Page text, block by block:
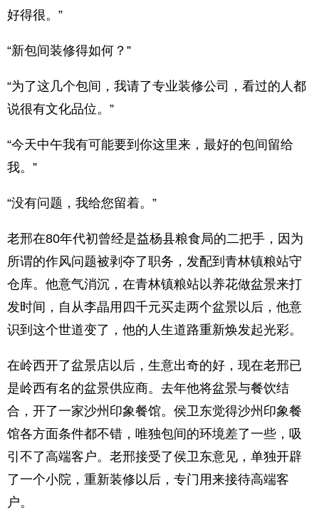
好得很。”
“新包间装修得如何？”
“为了这几个包间，我请了专业装修公司，看过的人都
说很有文化品位。”
“今天中午我有可能要到你这里来，最好的包间留给
我。”
“没有问题，我给您留着。”
老邢在80年代初曾经是益杨县粮食局的二把手，因为
所谓的作风问题被剥夺了职务，发配到青林镇粮站守
仓库。他意气消沉，在青林镇粮站以养花做盆景来打
发时间，自从李晶用四千元买走两个盆景以后，他意
识到这个世道变了，他的人生道路重新焕发起光彩。
在岭西开了盆景店以后，生意出奇的好，现在老邢已
是岭西有名的盆景供应商。去年他将盆景与餐饮结
合，开了一家沙州印象餐馆。侯卫东觉得沙州印象餐
馆各方面条件都不错，唯独包间的环境差了一些，吸
引不了高端客户。老邢接受了侯卫东意见，单独开辟
了一个小院，重新装修以后，专门用来接待高端客
户。